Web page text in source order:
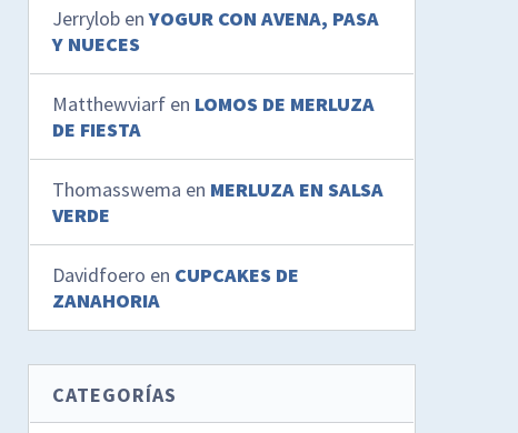
Jerrylob enYOGUR CON AVENA, PASA
Y NUECES
Matthewviarf en LOMOS DE MERLUZA
DE FIESTA
Thomasswema en MERLUZA EN SALSA
VERDE
Davidfoero en CUPCAKES DE
ZANAHORIA
CATEGORÍAS